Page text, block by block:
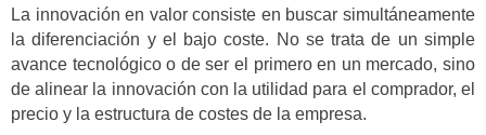
La innovación en valor consiste en buscar simultáneamente
la diferenciación y el bajo coste. No se trata de un simple
avance tecnológico o de ser el primero en un mercado, sino
de alinear la innovación con la utilidad para el comprador, el
precio y la estructura de costes de la empresa.